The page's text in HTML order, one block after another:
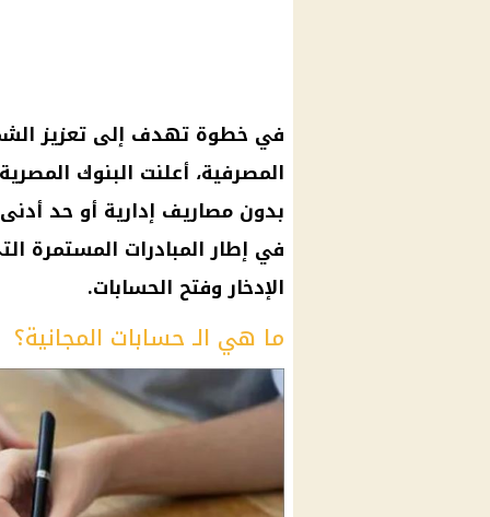
في خطوة تهدف إلى تعزيز
المصرفية، أعلنت البنوك
بدون مصاريف إدارية أو حد
في إطار المبادرات المستمرة
الإدخار وفتح الحسابات.
ما هي الـ حسابات المجانية؟